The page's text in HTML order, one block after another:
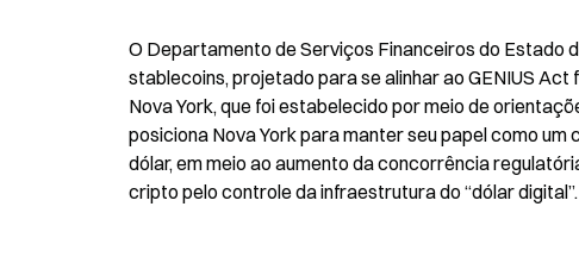
O Departamento de Serviços Financeiros do Estado
stablecoins, projetado para se alinhar ao GENIUS
Nova York, que foi estabelecido por meio de
posiciona Nova York para manter seu papel como
dólar, em meio ao aumento da concorrência
cripto pelo controle da infraestrutura do “dólar digital”.